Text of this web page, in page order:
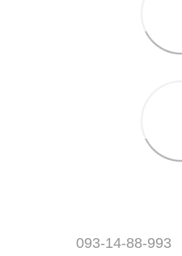
093-14-88-993